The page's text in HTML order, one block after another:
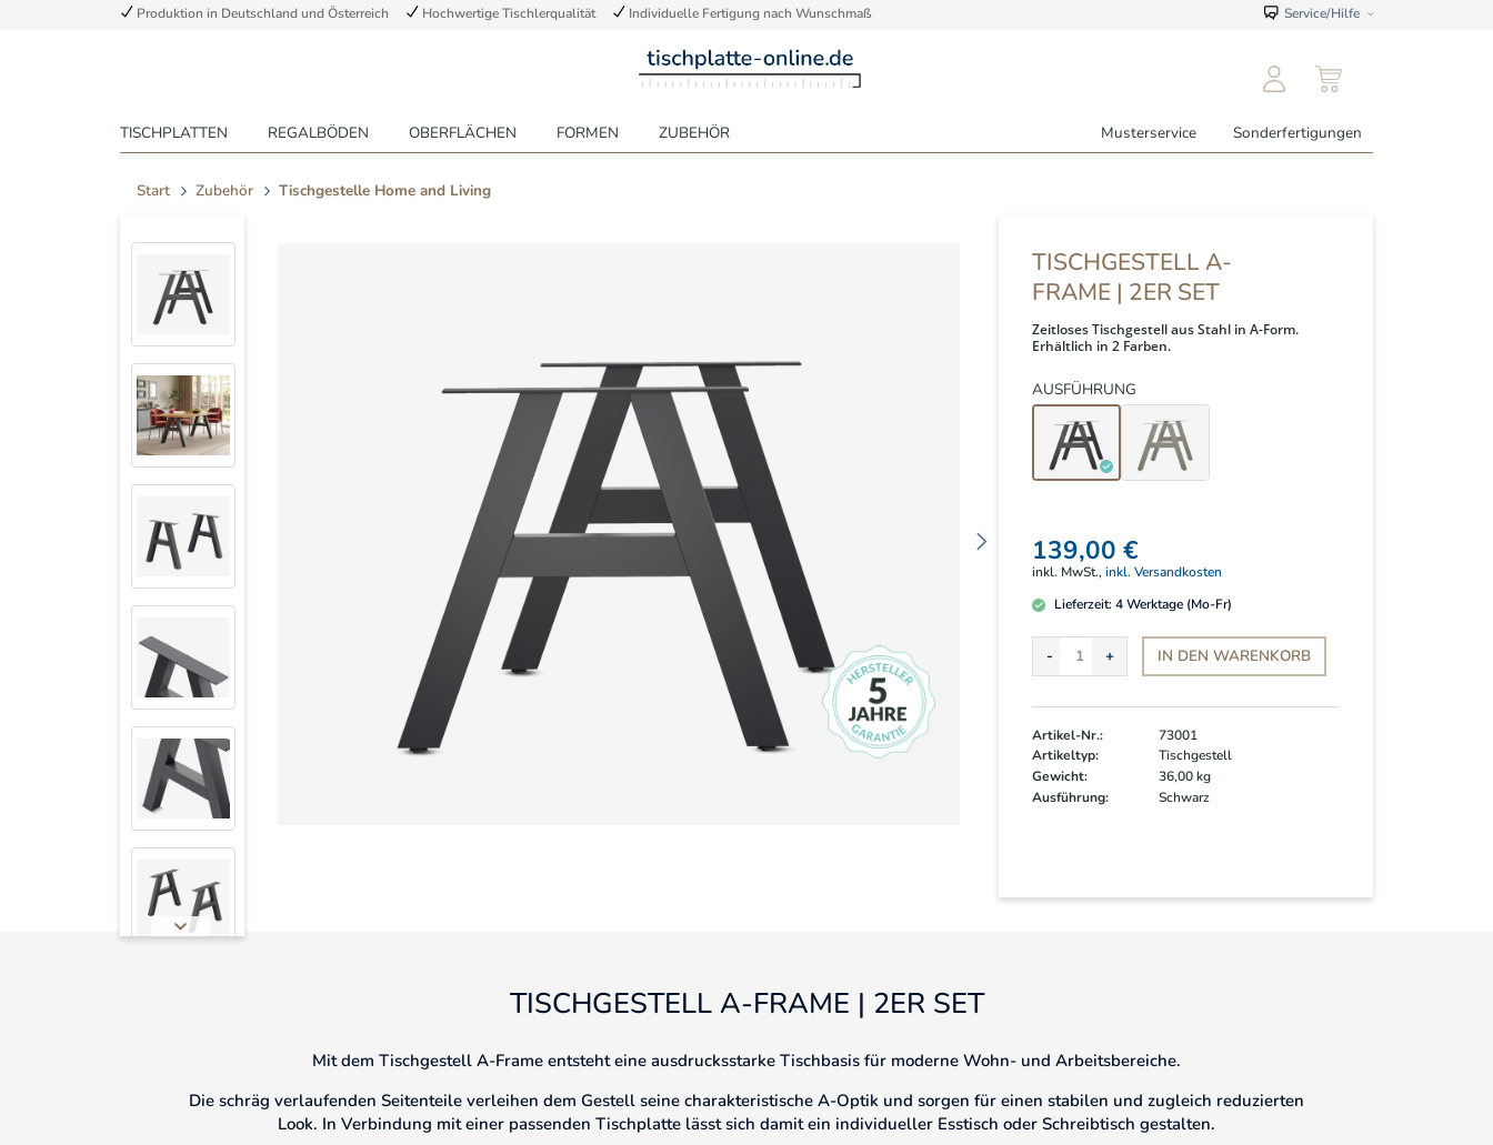
Produktion in Deutschland und Österreich Hochwertige Tischlerqualität Individuelle Fertigung nach Wunschmaß Service/Hilfe
TISCHPLATTEN REGALBÖDEN OBERFLÄCHEN FORMEN ZUBEHÖR Musterservice Sonderfertigungen
Start Zubehör Tischgestelle Home and Living
TISCHGESTELL A-
FRAME | 2ER SET
Zeitloses Tischgestell aus Stahl in A-Form.
Erhältlich in 2 Farben.
AUSFÜHRUNG
139,00 €
inkl. MwSt.,inkl. Versandkosten
Lieferzeit: 4Werktage (Mo-Fr)
IN DEN WARENKORB
Artikel-Nr.:
73001
Artikeltyp:
Tischgestell
Gewicht:
36,00 kg
Ausführung:
Schwarz
TISCHGESTELL A-FRAME | 2ER SET
Mit dem Tischgestell A-Frame entsteht eine ausdrucksstarke Tischbasis für moderne Wohn- und Arbeitsbereiche.
Die schräg verlaufenden Seitenteile verleihen dem Gestell seine charakteristische A-Optik und sorgen für einen stabilen und zugleich reduzierten
Look. In Verbindung mit einer passenden Tischplatte lässt sich damit ein individueller Esstisch oder Schreibtisch gestalten.